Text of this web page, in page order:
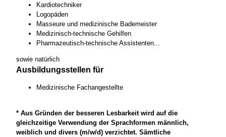
Kardiotechniker
Logopäden
Masseure und medizinische Bademeister
Medizinisch-technische Gehilfen
Pharmazeutisch-technische Assistenten...
sowie natürlich
Ausbildungsstellen für
Medizinische Fachangestellte
* Aus Gründen der besseren Lesbarkeit wird auf die
gleichzeitige Verwendung der Sprachformen männlich,
weiblich und divers (m/w/d) verzichtet. Sämtliche